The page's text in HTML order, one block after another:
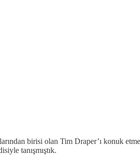
birisi olan Tim Draper’ı konuk
tanışmıştık.